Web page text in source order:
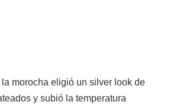
morocha eligió un silver look de
y subió la temperatura